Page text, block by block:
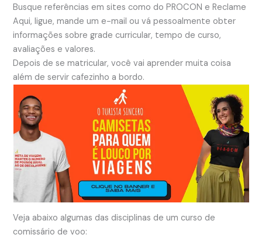
Busque referências em sites como do PROCON e Reclame
Aqui, ligue, mande um e-mail ou vá pessoalmente obter
informações sobre grade curricular, tempo de curso,
avaliações e valores.
Depois de se matricular, você vai aprender muita coisa
além de servir cafezinho a bordo.
Veja abaixo algumas das disciplinas de um curso de
comissário de voo: